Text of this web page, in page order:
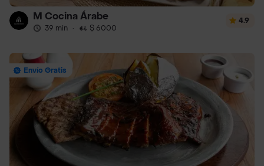
M Cocina Árabe
39 min · $ 6000
4.9
Envío Gratis